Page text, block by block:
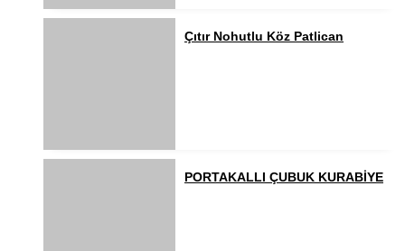
Çıtır Nohutlu Köz Patlican
PORTAKALLI ÇUBUK KURABİYE